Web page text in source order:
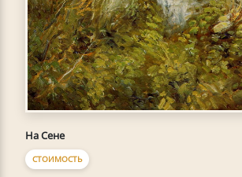
На Сене
СТОИМОСТЬ